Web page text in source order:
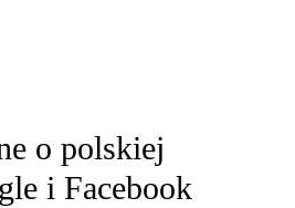
o polskiej
i Facebook